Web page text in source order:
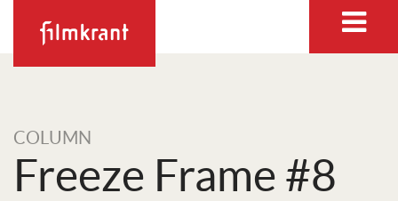
COLUMN
Freeze Frame #8